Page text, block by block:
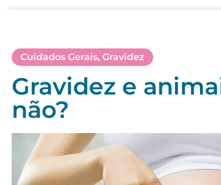
Cuidados Gerais, Gravidez
Gravidez e
não?